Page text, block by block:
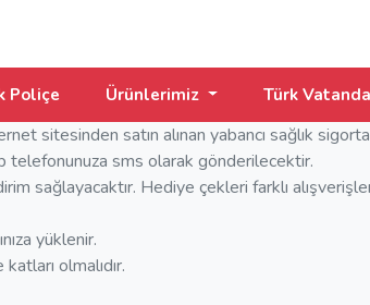
Poliçe Ürünlerimiz Türk
satın alınan yabancı sağlık
telefonunuza sms olarak gönderilecektir.
sağlayacaktır. Hediye çekleri farklı
yüklenir.
olmalıdır.